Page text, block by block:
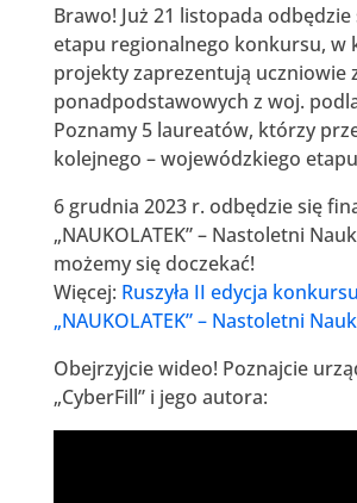
Brawo! Już 21 listopada odbędzie
etapu regionalnego konkursu, w
projekty zaprezentują uczniowie
ponadpodstawowych z woj.
Poznamy 5 laureatów, którzy
kolejnego – wojewódzkiego
6 grudnia 2023 r. odbędzie się
„NAUKOLATEK” – Nastoletni
możemy się doczekać!
Więcej: Ruszyła II edycja konkursu
„NAUKOLATEK” – Nastoletni
Obejrzyjcie wideo! Poznajcie
„CyberFill” i jego autora: